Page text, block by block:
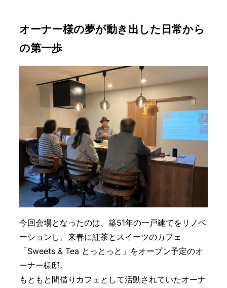
オーナー様の夢が動き出した日常から
の第一歩
今回会場となったのは、築51年の一戸建てをリノベ
ーションし、来春に紅茶とスイーツのカフェ
「Sweets & Tea とっとっと」をオープン予定のオ
ーナー様邸。
もともと間借りカフェとして活動されていたオーナ